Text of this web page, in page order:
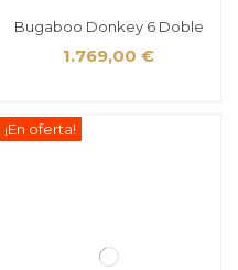
Bugaboo Donkey 6 Doble
1.769,00 €
¡En oferta!